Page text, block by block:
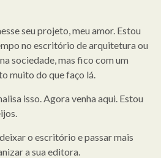
seu projeto, meu amor. Estou
no escritório de arquitetura ou
sociedade, mas fico com um
muito do que faço lá.
isso. Agora venha aqui. Estou
o escritório e passar mais
a sua editora.